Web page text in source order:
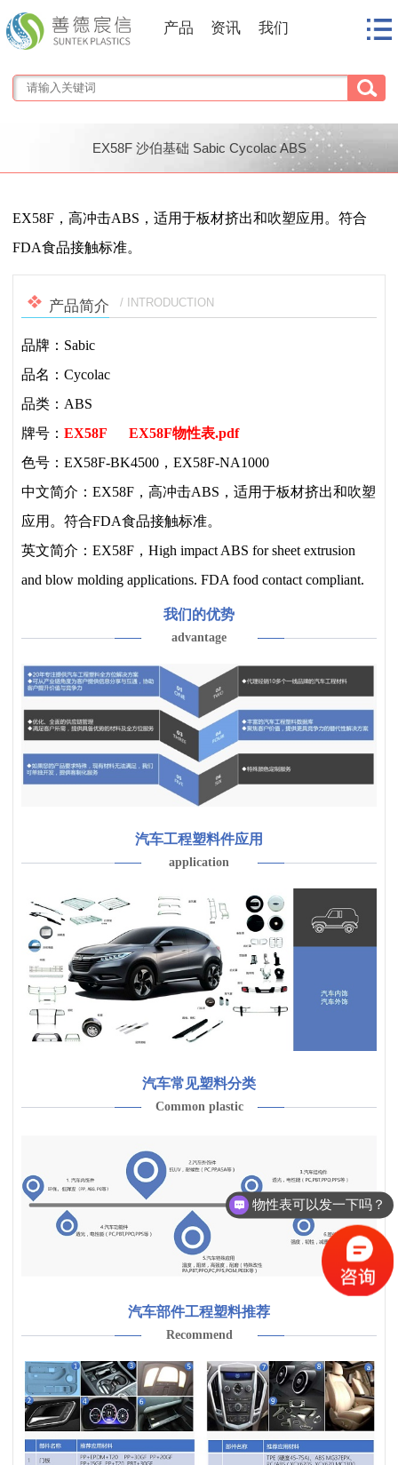
产品 资讯 我们
EX58F 沙伯基础 Sabic Cycolac ABS
1/1
EX58F，高冲击ABS，适用于板材挤出和吹塑应用。符合
FDA食品接触标准。
产品简介 / INTRODUCTION
品牌：Sabic
品名：Cycolac
品类：ABS
牌号： EX58F
EX58F物性表.pdf
色号：EX58F-BK4500，EX58F-NA1000
中文简介：EX58F，高冲击ABS，适用于板材挤出和吹塑
应用。符合FDA食品接触标准。
英文简介：EX58F，High impact ABS for sheet extrusion
and blow molding applications. FDA food contact compliant.
我们的优势
advantage
汽车工程塑料件应用
application
汽车常见塑料分类
Common plastic
汽车部件工程塑料推荐
Recommend
物性表可以发一下吗？